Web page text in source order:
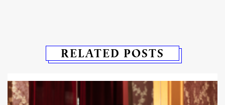
RELATED POSTS